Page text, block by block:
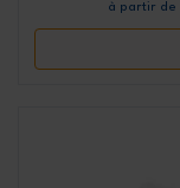
à partir de